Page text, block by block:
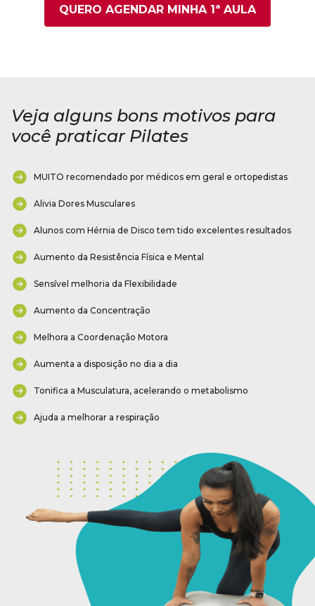
QUERO AGENDAR MINHA 1ª AULA
Veja alguns bons motivos para
você praticar Pilates
MUITO recomendado por médicos em geral e ortopedistas
Alivia Dores Musculares
Alunos com Hérnia de Disco tem tido excelentes resultados
Aumento da Resistência Física e Mental
Sensível melhoria da Flexibilidade
Aumento da Concentração
Melhora a Coordenação Motora
Aumenta a disposição no dia a dia
Tonifica a Musculatura, acelerando o metabolismo
Ajuda a melhorar a respiração